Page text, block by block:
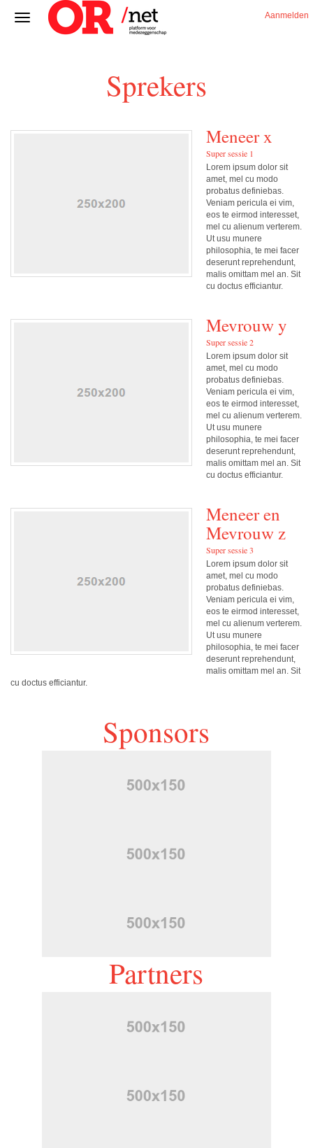
Aanmelden
Sprekers
Meneer x
Super sessie 1
Lorem ipsum dolor sit
amet, mel cu modo
probatus definiebas.
Veniam pericula ei vim,
eos te eirmod interesset,
mel cu alienum verterem.
Ut usu munere
philosophia, te mei facer
deserunt reprehendunt,
malis omittam mel an. Sit
cu doctus efficiantur.
Mevrouw y
Super sessie 2
Lorem ipsum dolor sit
amet, mel cu modo
probatus definiebas.
Veniam pericula ei vim,
eos te eirmod interesset,
mel cu alienum verterem.
Ut usu munere
philosophia, te mei facer
deserunt reprehendunt,
malis omittam mel an. Sit
cu doctus efficiantur.
Meneer en
Mevrouw z
Super sessie 3
Lorem ipsum dolor sit
amet, mel cu modo
probatus definiebas.
Veniam pericula ei vim,
eos te eirmod interesset,
mel cu alienum verterem.
Ut usu munere
philosophia, te mei facer
deserunt reprehendunt,
malis omittam mel an. Sit
cu doctus efficiantur.
Sponsors
Partners